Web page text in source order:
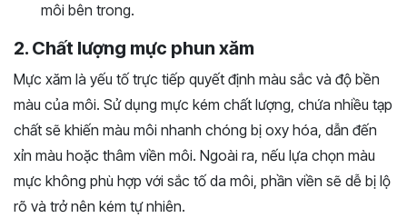
môi bên trong.
2. Chất lượng mực phun xăm
Mực xăm là yếu tố trực tiếp quyết định màu sắc và độ bền
màu của môi. Sử dụng mực kém chất lượng, chứa nhiều tạp
chất sẽ khiến màu môi nhanh chóng bị oxy hóa, dẫn đến
xỉn màu hoặc thâm viền môi. Ngoài ra, nếu lựa chọn màu
mực không phù hợp với sắc tố da môi, phần viền sẽ dễ bị lộ
rõ và trở nên kém tự nhiên.